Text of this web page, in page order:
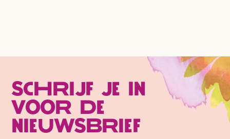
Schrijf je in
voor de
nieuwsbrief